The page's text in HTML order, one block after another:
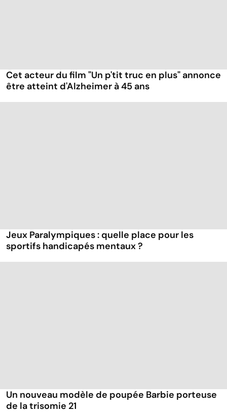
Cet acteur du film "Un p'tit truc en plus" annonce
être atteint d'Alzheimer à 45 ans
Jeux Paralympiques : quelle place pour les
sportifs handicapés mentaux ?
Un nouveau modèle de poupée Barbie porteuse
de la trisomie 21